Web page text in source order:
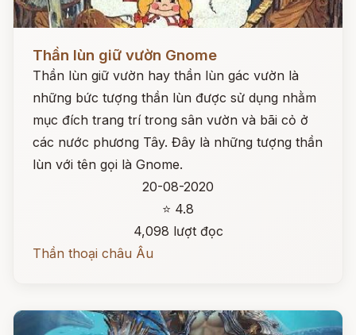
Đọc ngay
Thần lùn giữ vườn Gnome
Thần lùn giữ vườn hay thần lùn gác vườn là
những bức tượng thần lùn được sử dụng nhằm
mục đích trang trí trong sân vườn và bãi cỏ ở
các nước phương Tây. Đây là những tượng thần
lùn với tên gọi là Gnome.
20-08-2020
⭐ 4.8
4,098 lượt đọc
Thần thoại châu Âu